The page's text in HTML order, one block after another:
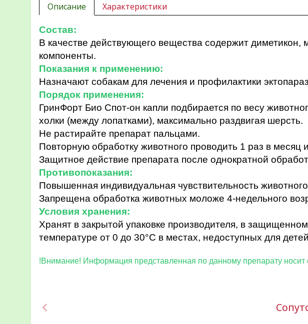
Описание
Состав:
В качестве действующего вещества содержит диметикон,
компоненты.
Показания к применению:
Назначают собакам для лечения и профилактики
Порядок применения:
ГринФорт Био Спот-он капли подбирается по весу
холки (между лопатками), максимально раздвигая шерсть.
Не растирайте препарат пальцами.
Повторную обработку животного проводить 1 раз в месяц
Защитное действие препарата после однократной
Противопоказания:
Повышенная индивидуальная чувствительность
Запрещена обработка животных моложе 4-недельного
Условия хранения:
Хранят в закрытой упаковке производителя, в
температуре от 0 до 30°С в местах, недоступных для
!Внимание! Информация представленная по
Характеристики